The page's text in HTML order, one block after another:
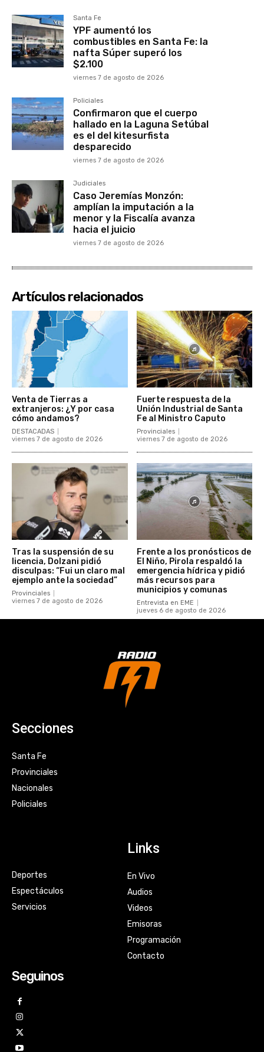
Santa Fe
YPF aumentó los
combustibles en Santa Fe: la
nafta Súper superó los
$2.100
viernes 7 de agosto de 2026
Policiales
Confirmaron que el cuerpo
hallado en la Laguna Setúbal
es el del kitesurfista
desparecido
viernes 7 de agosto de 2026
Judiciales
Caso Jeremías Monzón:
amplían la imputación a la
menor y la Fiscalía avanza
hacia el juicio
viernes 7 de agosto de 2026
Artículos relacionados
Venta de Tierras a
extranjeros: ¿Y por casa
cómo andamos?
DESTACADAS
viernes 7 de agosto de 2026
Fuerte respuesta de la
Unión Industrial de Santa
Fe al Ministro Caputo
Provinciales
viernes 7 de agosto de 2026
Tras la suspensión de su
licencia, Dolzani pidió
disculpas: “Fui un claro mal
ejemplo ante la sociedad”
Provinciales
viernes 7 de agosto de 2026
Frente a los pronósticos de
El Niño, Pirola respaldó la
emergencia hídrica y pidió
más recursos para
municipios y comunas
Entrevista en EME
jueves 6 de agosto de 2026
Secciones
Santa Fe
Provinciales
Nacionales
Policiales
Deportes
Espectáculos
Servicios
Links
En Vivo
Audios
Videos
Emisoras
Programación
Contacto
Seguinos